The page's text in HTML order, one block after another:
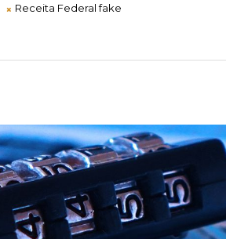
Receita Federal fake